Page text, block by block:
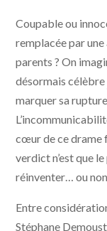
Coupable ou
remplacée par
parents ? On
désormais célèbre
marquer sa
cœur de ce drame
verdict n’est que
réinventer… ou non.
Entre
Stéphane